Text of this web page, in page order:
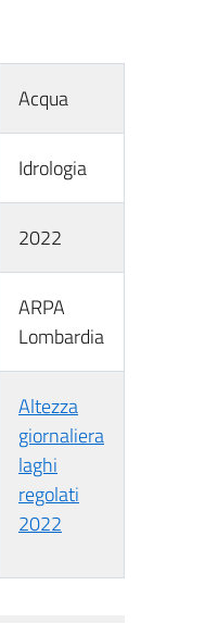
Acqua
Idrologia
2022
ARPA
Lombardia
Altezza
giornaliera
laghi
regolati
2022